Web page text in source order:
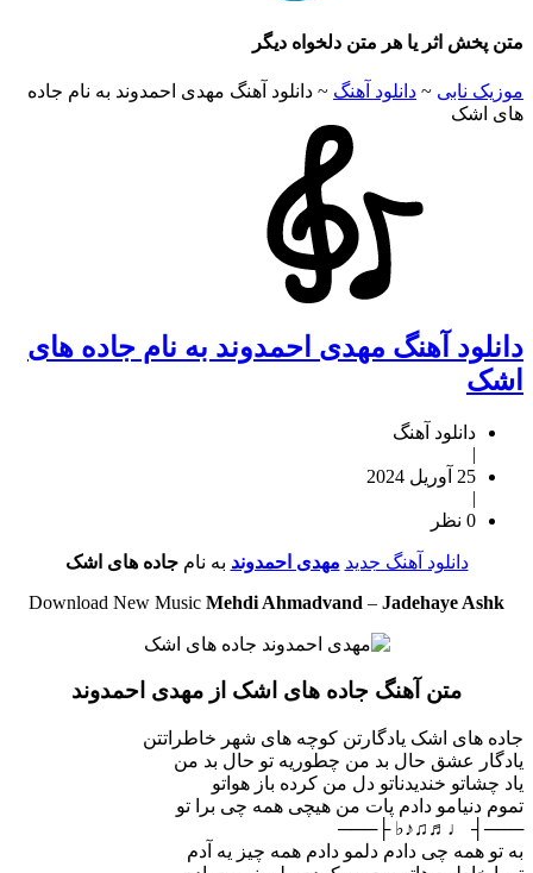
متن پخش اثر یا هر متن دلخواه دیگر
موزیک نابی ~ دانلود آهنگ ~ دانلود آهنگ مهدی احمدوند به نام جاده
های اشک
دانلود آهنگ مهدی احمدوند به نام جاده های
اشک
دانلود آهنگ
|
25 آوریل 2024
|
0 نظر
دانلود آهنگ جدید مهدی احمدوند به نامجاده های اشک
Download New Music Mehdi Ahmadvand – Jadehaye Ashk
متن آهنگ جاده های اشک از مهدی احمدوند
جاده های اشک یادگارتن کوچه های شهر خاطراتتن
یادگار عشق حال بد من چطوریه تو حال بد من
یاد چشاتو خندیدناتو دل من کرده باز هواتو
تموم دنیامو دادم پات من هیچی همه چی برا تو
───┤ ♩♬♫♪♭ ├───
به تو همه چی دادم دلمو دادم همه چیز یه آدم